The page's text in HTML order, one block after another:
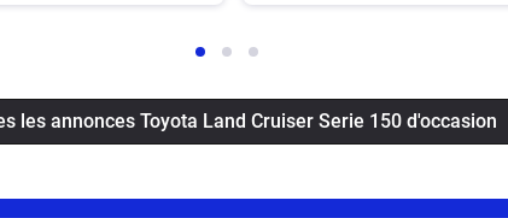
les annonces Toyota Land Cruiser Serie 150 d'occasion